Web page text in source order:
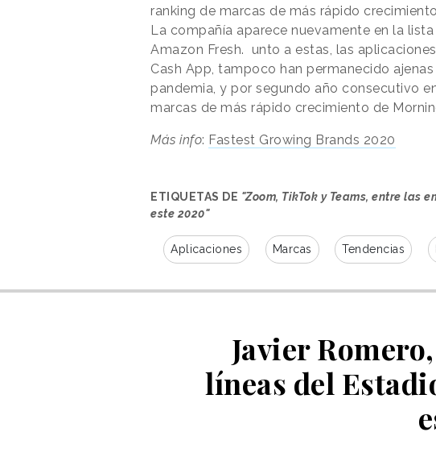
ranking de marcas de más rápido
La compañía aparece nuevamente en la
Amazon Fresh. unto a estas, las
Cash App, tampoco han permanecido
pandemia, y por segundo año consecutivo
marcas de más rápido crecimiento de
Más info: Fastest Growing Brands 2020
ETIQUETAS DE "Zoom, TikTok y Teams, entre las
este 2020"
Aplicaciones Marcas Tendencias
Javier
líneas del